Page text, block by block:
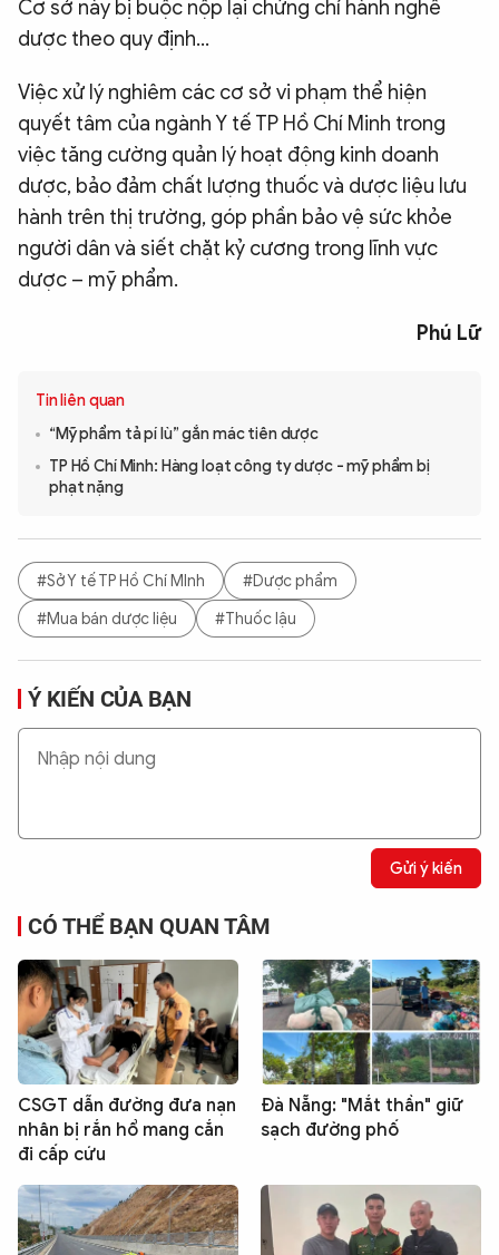
Cơ sở này bị buộc nộp lại chứng chỉ hành nghề
dược theo quy định...
Việc xử lý nghiêm các cơ sở vi phạm thể hiện
quyết tâm của ngành Y tế TP Hồ Chí Minh trong
việc tăng cường quản lý hoạt động kinh doanh
dược, bảo đảm chất lượng thuốc và dược liệu lưu
hành trên thị trường, góp phần bảo vệ sức khỏe
người dân và siết chặt kỷ cương trong lĩnh vực
dược – mỹ phẩm.
Phú Lữ
Tin liên quan
“Mỹ phẩm tả pí lù” gắn mác tiên dược
TP Hồ Chí Minh: Hàng loạt công ty dược - mỹ phẩm bị
phạt nặng
#Sở Y tế TP Hồ Chí MInh
#Dược phẩm
#Mua bán dược liệu
#Thuốc lậu
Ý KIẾN CỦA BẠN
Gửi ý kiến
CÓ THỂ BẠN QUAN TÂM
CSGT dẫn đường đưa nạn
nhân bị rắn hổ mang cắn
đi cấp cứu
Đà Nẵng: "Mắt thần" giữ
sạch đường phố